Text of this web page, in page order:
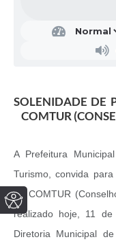
SOLENIDADE DE
COMTUR
A Prefeitura
Turismo, convida
do COMTUR
realizado hoje, 11
Diretoria Municipal